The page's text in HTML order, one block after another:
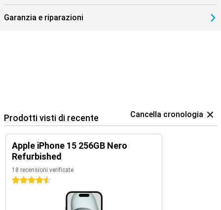
Max!
Garanzia e riparazioni
Prodotti visti di recente Cancella cronologia
Apple iPhone 15 256GB Nero
Refurbished
18 recensioni verificate
4.5 stelle